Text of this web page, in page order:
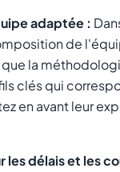
adaptée :
de
la
clés qui
en avant leur
les délais et les